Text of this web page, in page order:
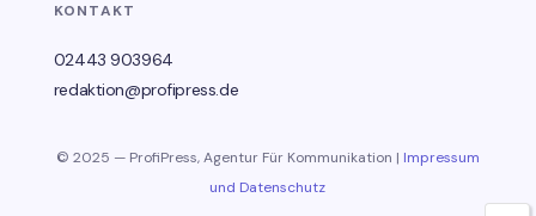
KONTAKT
02443 903964
redaktion@profipress.de
© 2025 — ProfiPress, Agentur Für Kommunikation | Impressum
und Datenschutz